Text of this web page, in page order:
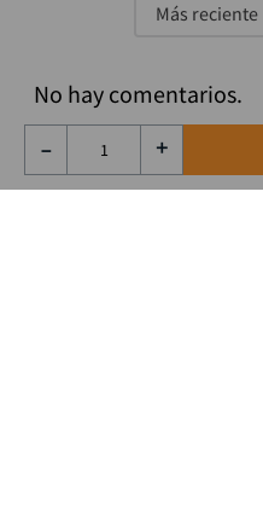
＋
－
Más reciente
No hay comentarios.